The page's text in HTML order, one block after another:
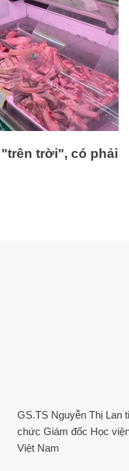
trời", có phải
GS.TS Nguyễn Thị Lan
chức Giám đốc Học
Việt Nam